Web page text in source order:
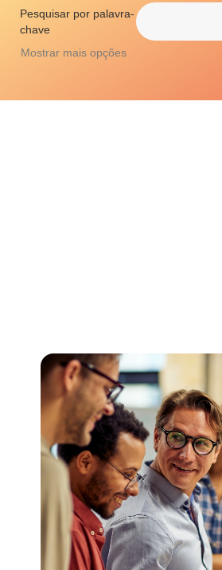
Pesquisar por palavra-
chave
Mostrar mais opções